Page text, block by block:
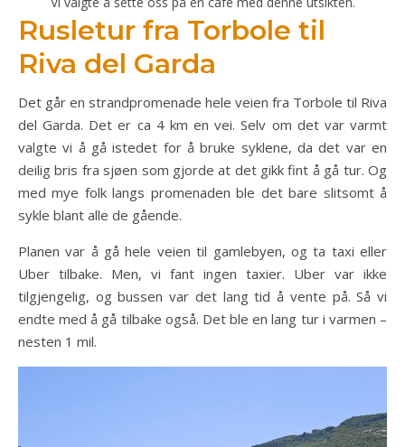
Rusletur fra Torbole til
Riva del Garda
Det går en strandpromenade hele veien fra Torbole til Riva
del Garda. Det er ca 4 km en vei. Selv om det var varmt
valgte vi å gå istedet for å bruke syklene, da det var en
deilig bris fra sjøen som gjorde at det gikk fint å gå tur. Og
med mye folk langs promenaden ble det bare slitsomt å
sykle blant alle de gående.
Planen var å gå hele veien til gamlebyen, og ta taxi eller
Uber tilbake. Men, vi fant ingen taxier. Uber var ikke
tilgjengelig, og bussen var det lang tid å vente på. Så vi
endte med å gå tilbake også. Det ble en lang tur i varmen –
nesten 1 mil.